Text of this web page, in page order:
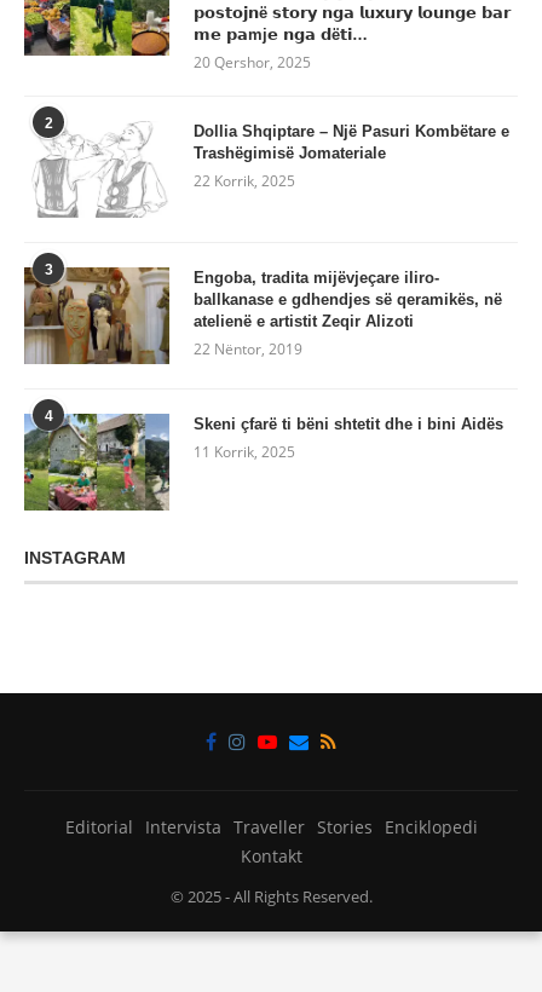
𝗽𝗼𝘀𝘁𝗼𝗷𝗻ë 𝘀𝘁𝗼𝗿𝘆 𝗻𝗴𝗮 𝗹𝘂𝘅𝘂𝗿𝘆 𝗹𝗼𝘂𝗻𝗴𝗲 𝗯𝗮𝗿
𝗺𝗲 𝗽𝗮mj𝗲 𝗻𝗴𝗮 𝗱ë𝘁𝗶…
20 Qershor, 2025
2
Dollia Shqiptare – Një Pasuri Kombëtare e
Trashëgimisë Jomateriale
22 Korrik, 2025
3
Engoba, tradita mijëvjeçare iliro-
ballkanase e gdhendjes së qeramikës, në
atelienë e artistit Zeqir Alizoti
22 Nëntor, 2019
4 Skeni çfarë ti bëni shtetit dhe i bini Aidës
11 Korrik, 2025
INSTAGRAM
Editorial Intervista Traveller Stories
Enciklopedi
Kontakt
© 2025- All Rights Reserved.